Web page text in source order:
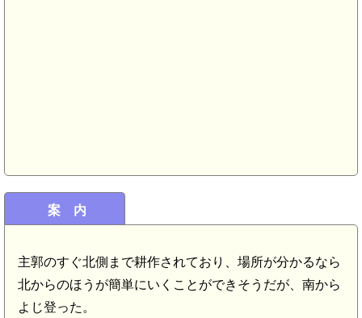
案 内
主郭のすぐ北側まで耕作されており、場所が分かるなら
北からのほうが簡単にいくことができそうだが、南から
よじ登った。